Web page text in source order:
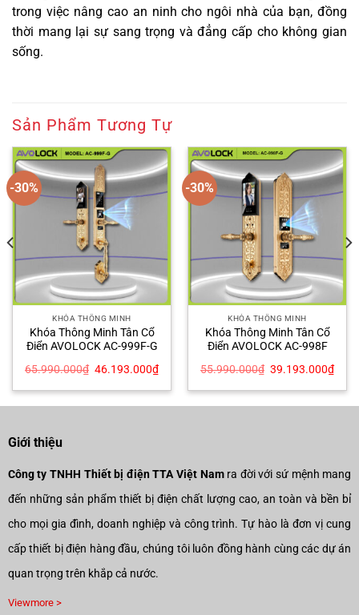
trong việc nâng cao an ninh cho ngôi nhà của bạn, đồng
thời mang lại sự sang trọng và đẳng cấp cho không gian
sống.
Sản Phẩm Tương Tự
-30%
KHÓA THÔNG MINH
Khóa Thông Minh Tân Cổ
Điển AVOLOCK AC-999F-G
65.990.000₫ Giá
là:
46.193.000₫Giá
hiện
tại
46.193.000₫.
-30%
KHÓA THÔNG MINH
Khóa Thông Minh Tân Cổ
Điển AVOLOCK AC-998F
55.990.000₫ Giá
là:
39.193.000₫Giá
hiện
tại
Giới thiệu
Công ty TNHH Thiết bị điện TTA Việt Namra đời với sứ mệnh mang
đến những sản phẩm thiết bị điện chất lượng cao, an toàn và bền bỉ
cho mọi gia đình, doanh nghiệp và công trình. Tự hào là đơn vị cung
cấp thiết bị điện hàng đầu, chúng tôi luôn đồng hành cùng các dự án
quan trọng trên khắp cả nước.
Viewmore >